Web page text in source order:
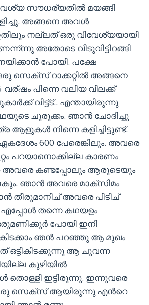
സൗധര്യതിൽ മയങ്ങി
അങ്ങനെ അവൾ
നല്ലത് ഒരു വിവേശ്യയായി
അതോടെ വീടുവിട്ടിറങ്ങി
പോയി. പക്ഷേ
സെക്സ് റാക്കറ്റിൽ അങ്ങനെ
പിന്നെ വലിയ വിലക്ക്
വിട്ട്ട്.. എന്തായിരുന്നു
ചുരുക്കം. ഞാൻ ചോദിച്ചു
നിന്നെ കളിച്ചിട്ടുണ്ട്.
600 പേരെങ്കിലും. അവരെ
പറയാനൊക്കില്ല കാരണം
അവരെ കണ്ടപ്പോലും ആരുടെയും
ഞാൻ അവരെ മാക്സിമം
അവരെ പിടിച്
എപ്പോൾ തന്നെ കഥയഉം
പോയി ഇനി
കിടക്കാം ഞൻ പറഞ്ഞു ആ മുഖം
ഒട്ടികിടക്കുന്നു ആ ചുവന്ന
കുഴിയിൽ
തൊള്ളി ഇട്ടിരുന്നു. ഇന്നുവരെ
സെക്സ് ആയിരുന്നു എന്‍റെ